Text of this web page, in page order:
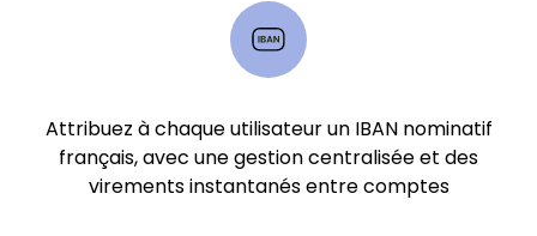
Attribuez à chaque utilisateur un IBAN nominatif
français, avec une gestion centralisée et des
virements instantanés entre comptes